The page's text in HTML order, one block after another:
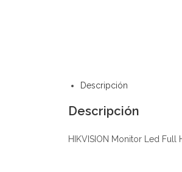
Descripción
Descripción
HIKVISION Monitor Led